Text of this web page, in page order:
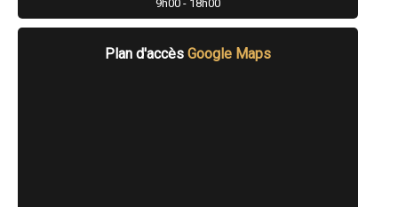
- Menuisier à Blangy-sur-Bresle
- Menuisier à Amfreville-la-Mi-Voie
- Menuisier à Cany-Barville
9h00 - 18h00
Plan d'accèsGoogle Maps